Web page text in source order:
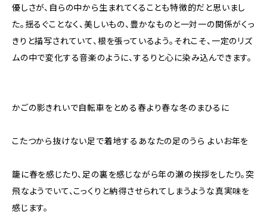
優しさが、自らの中から生まれてくることも特徴的だと思いまし
た。揺るぐことなく、美しいもの、豊かなものと一対一の関係がくっ
きりと描写されていて、根を張っているよう。それこそ、一定のリズ
ムの中で変化する音楽のように、するりと心に染み込んできます。
かごの影きれいで自転車をとめる春より春な冬のまひるに
こたつから抜けない足で着地するあなたの足のうら よいお年を
籠に春を感じたり、足の裏を感じながら年の瀬の挨拶をしたり。突
飛なようでいて、こっくりと納得させられてしまうような真実味を
感じます。